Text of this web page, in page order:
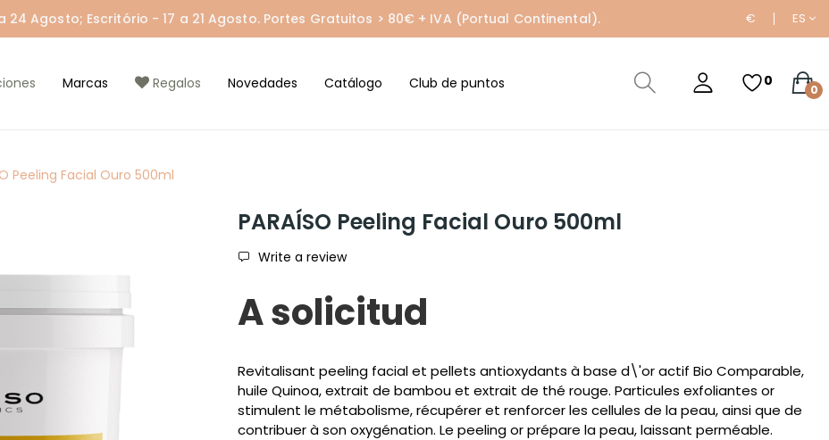
24 Agosto; Escritório - 17 a 21 Agosto. Portes Gratuitos > 80€ + IVA (Portual Continental). € ES
Marcas Regalos Novedades Catálogo Club de puntos 0
0
Peeling Facial Ouro 500ml
PARAÍSO Peeling Facial Ouro 500ml
Write a review
A solicitud
Revitalisant peeling facial et pellets antioxydants à base d\'or actif Bio Comparable,
huile Quinoa, extrait de bambou et extrait de thé rouge. Particules exfoliantes or
stimulent le métabolisme, récupérer et renforcer les cellules de la peau, ainsi que de
contribuer à son oxygénation. Le peeling or prépare la peau, laissant perméable.